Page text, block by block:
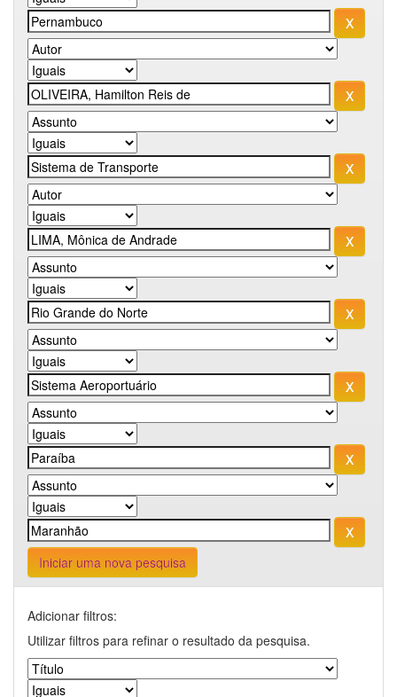
Iniciar uma nova pesquisa
Adicionar filtros:
Utilizar filtros para refinar o resultado da pesquisa.